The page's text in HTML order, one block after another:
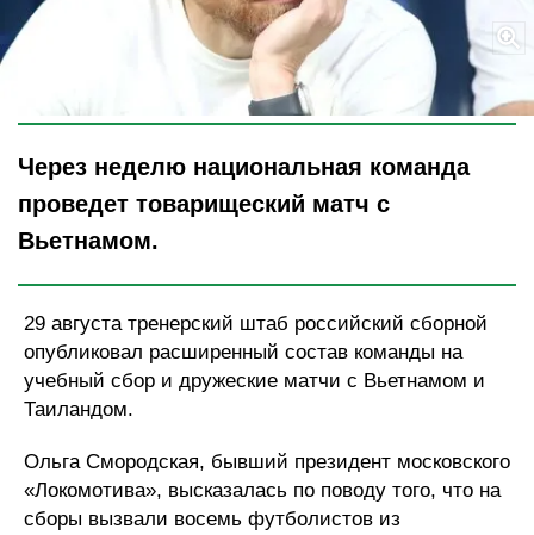
Legion-Media
Через неделю национальная команда
проведет товарищеский матч с
Вьетнамом.
29 августа тренерский штаб российский сборной
опубликовал расширенный состав команды на
учебный сбор и дружеские матчи с Вьетнамом и
Таиландом.
Ольга Смородская, бывший президент московского
«Локомотива», высказалась по поводу того, что на
сборы вызвали восемь футболистов из